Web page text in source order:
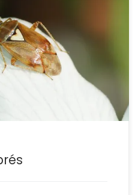
que plusieurs espèces
avec certitude. Une
et de la pilosité sont
Lygus pratensis
POSITION SYSTÉMATIQUE :
des Miridae, sous-famille
: […]